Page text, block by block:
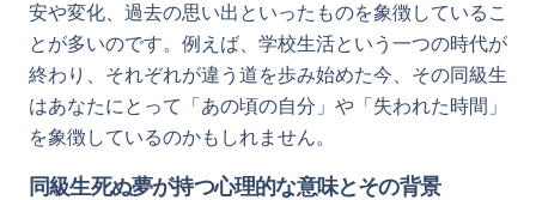
安や変化、過去の思い出といったものを象徴しているこ
とが多いのです。例えば、学校生活という一つの時代が
終わり、それぞれが違う道を歩み始めた今、その同級生
はあなたにとって「あの頃の自分」や「失われた時間」
を象徴しているのかもしれません。
同級生死ぬ夢が持つ心理的な意味とその背景